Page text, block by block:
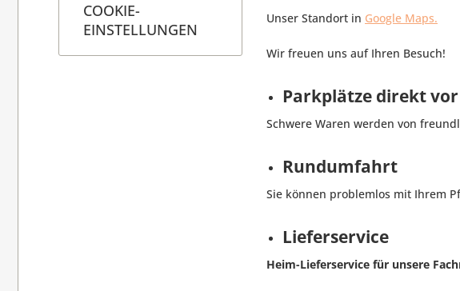
COOKIE-
EINSTELLUNGEN
Unser Standort in Google Maps.
Wir freuen uns auf Ihren Besuch!
Parkplätze direkt
Schwere Waren werden von
Rundumfahrt
Sie können problemlos mit Ihrem
Lieferservice
Heim-Lieferservice für unsere